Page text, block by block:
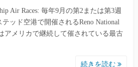
Air Races: 毎年9月の第2または第3週
ッド空港で開催されるReno National
アメリカで継続して催されている最古
続きを読む